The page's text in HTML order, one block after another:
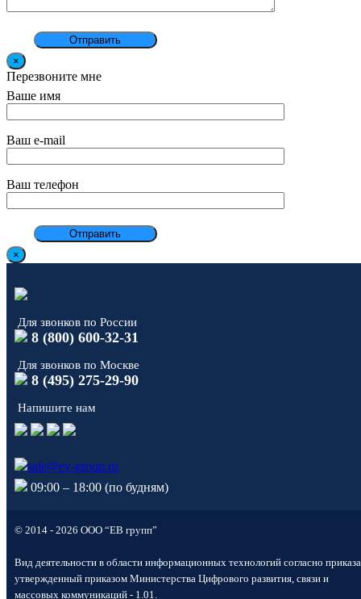
×
Перезвоните мне
Ваше имя
Ваш e-mail
Ваш телефон
×
Для звонков по России
8 (800) 600-32-31
Для звонков по Москве
8 (495) 275-29-90
Напишите нам
sale@ev-group.ru
09:00 – 18:00 (по будням)
© 2014 - 2026 ООО “ЕВ групп”
Вид деятельности в области информационных технологий согласно приказа
утвержденный приказом Министерства Цифрового развития, связи и
массовых коммуникаций - 1.01.